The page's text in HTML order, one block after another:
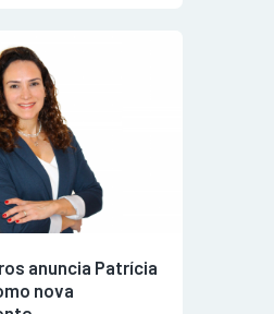
anuncia Patrícia
nova